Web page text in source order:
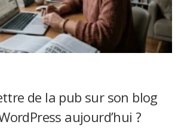
de la pub sur son blog
aujourd’hui ?